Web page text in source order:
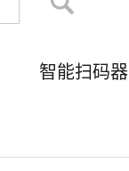
智能扫码器